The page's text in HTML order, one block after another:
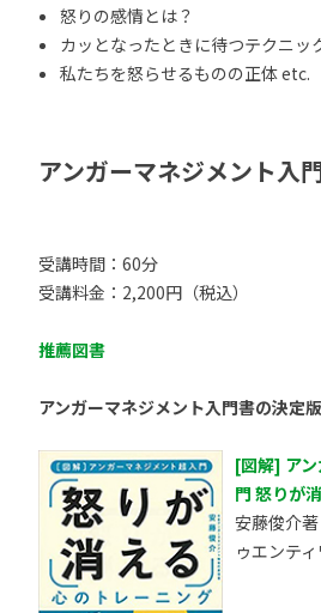
怒りの感情とは？
カッとなったときに待つテクニッ
私たちを怒らせるものの正体 etc.
アンガーマネジメント入
受講時間：60分
受講料金：2,200円（税込）
推薦図書
アンガーマネジメント入門書の決定版
[図解] ア
門 怒りが
安藤俊介
ゥエンティ